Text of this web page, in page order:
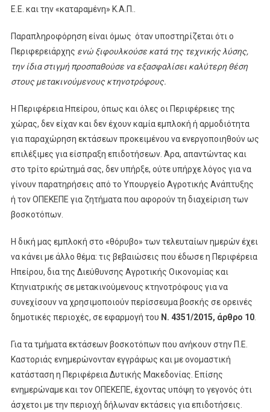
Ε.Ε. και την «καταραμένη» Κ.Α.Π..
Παραπληροφόρηση είναι όμως όταν υποστηρίζεται ότι ο
Περιφερειάρχης ενώ ξιφουλκούσε κατά της τεχνικής λύσης,
την ίδια στιγμή προσπαθούσε να εξασφαλίσει καλύτερη θέση
στους μετακινούμενους κτηνοτρόφους.
Η Περιφέρεια Ηπείρου, όπως και όλες οι Περιφέρειες της
χώρας, δεν είχαν και δεν έχουν καμία εμπλοκή ή αρμοδιότητα
για παραχώρηση εκτάσεων προκειμένου να ενεργοποιηθούν ως
επιλέξιμες για είσπραξη επιδοτήσεων. Άρα, απαντώντας και
στο τρίτο ερώτημά σας, δεν υπήρξε, ούτε υπήρχε λόγος για να
γίνουν παρατηρήσεις από το Υπουργείο Αγροτικής Ανάπτυξης
ή τον ΟΠΕΚΕΠΕ για ζητήματα που αφορούν τη διαχείριση των
βοσκοτόπων.
Η δική μας εμπλοκή στο «θόρυβο» των τελευταίων ημερών έχει
να κάνει με άλλο θέμα: τις βεβαιώσεις που έδωσε η Περιφέρεια
Ηπείρου, δια της Διεύθυνσης Αγροτικής Οικονομίας και
Κτηνιατρικής σε μετακινούμενους κτηνοτρόφους για να
συνεχίσουν να χρησιμοποιούν περίσσευμα βοσκής σε ορεινές
δημοτικές περιοχές, σε εφαρμογή του Ν. 4351/2015, άρθρο 10.
Για τα τμήματα εκτάσεων βοσκοτόπων που ανήκουν στην Π.Ε.
Καστοριάς ενημερώνονταν εγγράφως και με ονομαστική
κατάσταση η Περιφέρεια Δυτικής Μακεδονίας. Επίσης
ενημερώναμε και τον ΟΠΕΚΕΠΕ, έχοντας υπόψη το γεγονός ότι
άσχετοι με την περιοχή δήλωναν εκτάσεις για επιδοτήσεις.